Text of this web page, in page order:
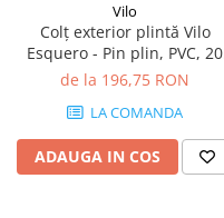
Vilo
Colț exterior plintă Vilo
Esquero - Pin plin, PVC, 20
buc/cutie, compatibil plintă
de la 196,75 RON
LA COMANDA
ADAUGA IN COS